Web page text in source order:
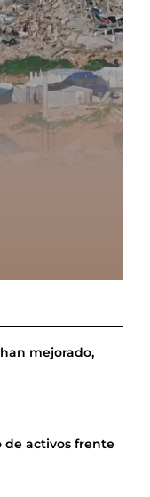
mejorado,
de activos frente